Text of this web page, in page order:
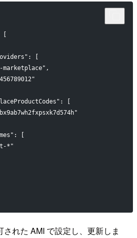
[
marketplace",
[
[
*"
れた AMI で設定し、更新しま